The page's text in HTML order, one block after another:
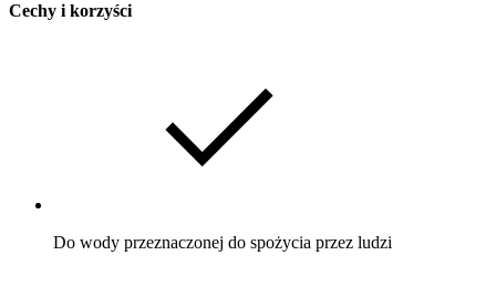
Cechy i korzyści
Do wody przeznaczonej do spożycia przez ludzi